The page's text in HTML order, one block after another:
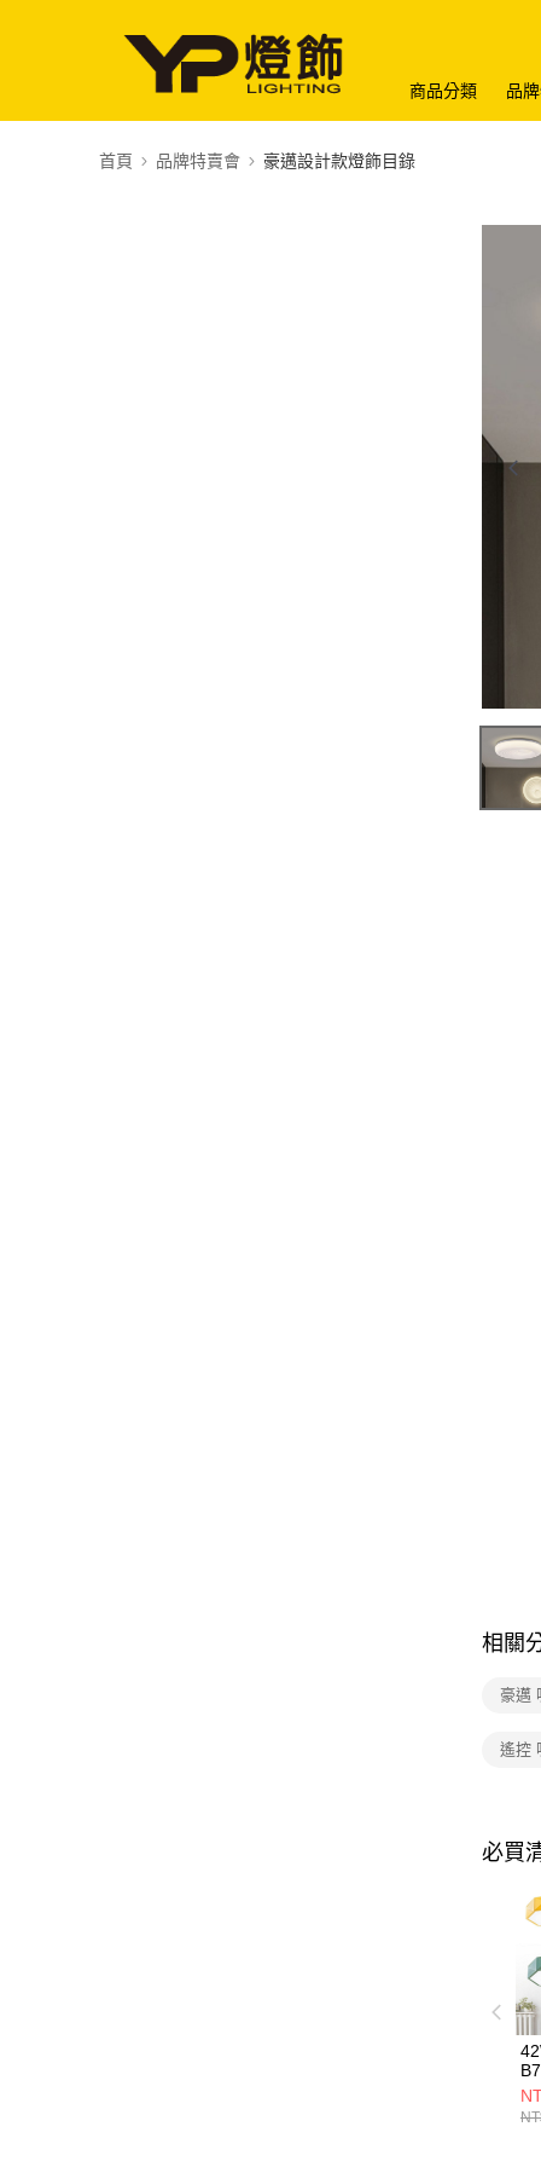
商品分類 品
首頁 品牌特賣會 豪邁設計款燈飾目錄
相關
豪邁
遙控
必買